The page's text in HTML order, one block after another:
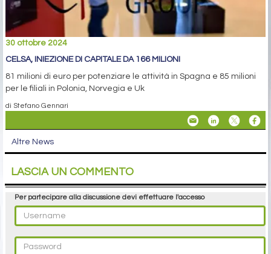
30 ottobre 2024
CELSA, INIEZIONE DI CAPITALE DA 166 MILIONI
81 milioni di euro per potenziare le attività in Spagna e 85 milioni
per le filiali in Polonia, Norvegia e Uk
di Stefano Gennari
Altre News
LASCIA UN COMMENTO
Per partecipare alla discussione devi effettuare l'accesso